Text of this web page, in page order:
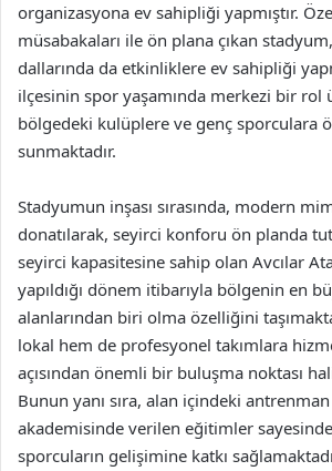
organizasyona ev sahipliği yapmıştır.
müsabakaları ile ön plana çıkan
dallarında da etkinliklere ev sahipliği
ilçesinin spor yaşamında merkezi bir rol
bölgedeki kulüplere ve genç sporculara
sunmaktadır.
Stadyumun inşası sırasında, modern
donatılarak, seyirci konforu ön planda
seyirci kapasitesine sahip olan Avcılar
yapıldığı dönem itibarıyla bölgenin en
alanlarından biri olma özelliğini
lokal hem de profesyonel takımlara
açısından önemli bir buluşma noktası
Bunun yanı sıra, alan içindeki
akademisinde verilen eğitimler
sporcuların gelişimine katkı